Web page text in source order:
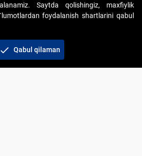
onlayn-auksionlarni
himoyalangan
Saytda qolishingiz, maxfiylik
foydalanish shartlarini qabul
check Qabul qilaman